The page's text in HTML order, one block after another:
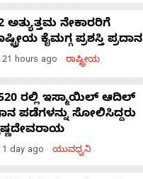
ಅತ್ಯುತ್ತಮ ನೇಕಾರರಿಗೆ
ಕೈಮಗ್ಗ ಪ್ರಶಸ್ತಿ ಪ್ರದಾನ
21 hours ago ರಾಷ್ಟ್ರೀಯ
ರಲ್ಲಿ ಇಸ್ಮಾಯಿಲ್ ಆದಿಲ್
ಪಡೆಗಳನ್ನು ಸೋಲಿಸಿದ್ದರು
1 day ago ಯುವಧ್ವನಿ